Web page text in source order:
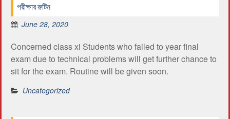
পরীক্ষার রুটিন
June 28, 2020
Concerned class xi Students who failed to year final
exam due to technical problems will get further chance to
sit for the exam. Routine will be given soon.
Uncategorized